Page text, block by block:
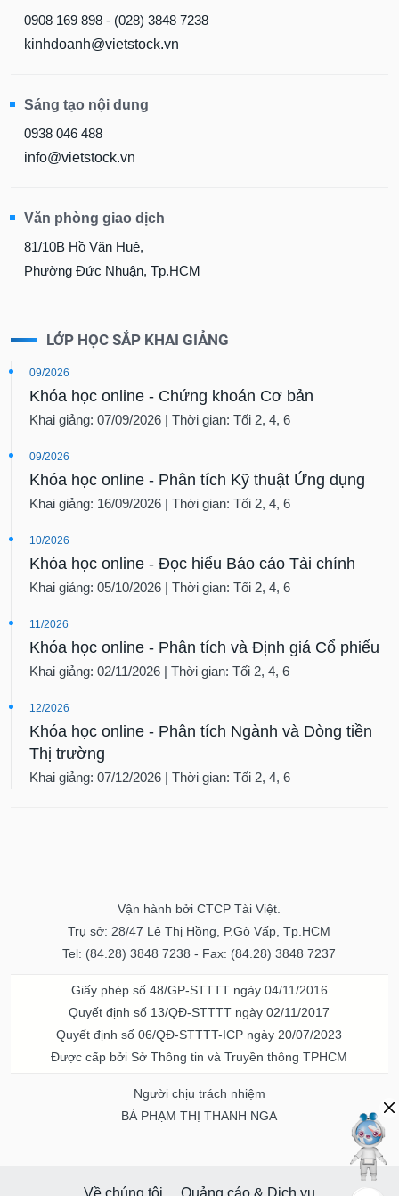
0908 169 898 - (028) 3848 7238
kinhdoanh@vietstock.vn
Sáng tạo nội dung
0938 046 488
info@vietstock.vn
Văn phòng giao dịch
81/10B Hồ Văn Huê,
Phường Đức Nhuận, Tp.HCM
LỚP HỌC SẮP KHAI GIẢNG
09/2026
Khóa học online - Chứng khoán Cơ bản
Khai giảng: 07/09/2026 | Thời gian: Tối 2, 4, 6
09/2026
Khóa học online - Phân tích Kỹ thuật Ứng dụng
Khai giảng: 16/09/2026 | Thời gian: Tối 2, 4, 6
10/2026
Khóa học online - Đọc hiểu Báo cáo Tài chính
Khai giảng: 05/10/2026 | Thời gian: Tối 2, 4, 6
11/2026
Khóa học online - Phân tích và Định giá Cổ phiếu
Khai giảng: 02/11/2026 | Thời gian: Tối 2, 4, 6
12/2026
Khóa học online - Phân tích Ngành và Dòng tiền
Thị trường
Khai giảng: 07/12/2026 | Thời gian: Tối 2, 4, 6
Vận hành bởi CTCP Tài Việt.
Trụ sở: 28/47 Lê Thị Hồng, P.Gò Vấp, Tp.HCM
Tel: (84.28) 3848 7238 - Fax: (84.28) 3848 7237
Giấy phép số 48/GP-STTTT ngày 04/11/2016
Quyết định số 13/QĐ-STTTT ngày 02/11/2017
Quyết định số 06/QĐ-STTTT-ICP ngày 20/07/2023
Được cấp bởi Sở Thông tin và Truyền thông TPHCM
Người chịu trách nhiệm
BÀ PHẠM THỊ THANH NGA
Về chúng tôi Quảng cáo & Dịch vụ